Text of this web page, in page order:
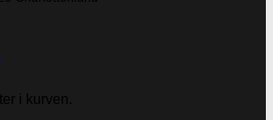
i kurven.